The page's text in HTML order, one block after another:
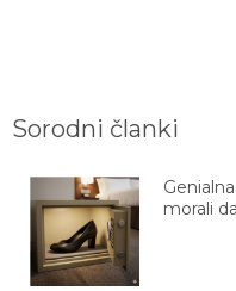
Sorodni članki
morali